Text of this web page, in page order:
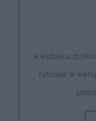
4 wydania
cyfrowe w